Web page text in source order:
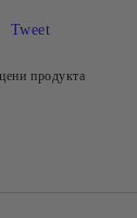
Tweet
продукта